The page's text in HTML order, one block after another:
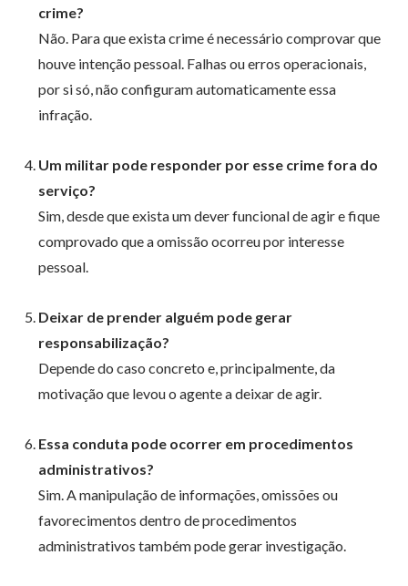
crime?
Não. Para que exista crime é necessário comprovar que
houve intenção pessoal. Falhas ou erros operacionais,
por si só, não configuram automaticamente essa
infração.
Um militar pode responder por esse crime fora do
serviço?
Sim, desde que exista um dever funcional de agir e fique
comprovado que a omissão ocorreu por interesse
pessoal.
Deixar de prender alguém pode gerar
responsabilização?
Depende do caso concreto e, principalmente, da
motivação que levou o agente a deixar de agir.
Essa conduta pode ocorrer em procedimentos
administrativos?
Sim. A manipulação de informações, omissões ou
favorecimentos dentro de procedimentos
administrativos também pode gerar investigação.